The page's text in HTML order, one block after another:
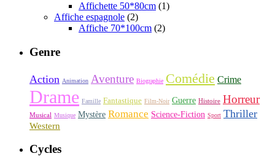
Affichette 50*80cm (1)
Affiche espagnole (2)
Affiche 70*100cm (2)
Genre
Action Animation Aventure Biographie Comédie Crime
Drame Famille Fantastique Film-Noir Guerre Histoire Horreur
Musical Musique Mystère Romance Science-Fiction Sport Thriller
Western
Cycles